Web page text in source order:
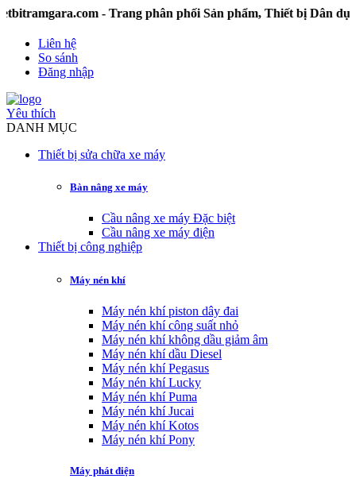
- Trang phân phối Sản phẩm, Thiết bị Dân dụng
Liên hệ
So sánh
Đăng nhập
Yêu thích
DANH MỤC
Thiết bị sửa chữa xe máy
Bàn nâng xe máy
Cầu nâng xe máy Đặc biệt
Cầu nâng xe máy điện
Thiết bị công nghiệp
Máy nén khí
Máy nén khí piston dây đai
Máy nén khí công suất nhỏ
Máy nén khí không dầu giảm âm
Máy nén khí dầu Diesel
Máy nén khí Pegasus
Máy nén khí Lucky
Máy nén khí Puma
Máy nén khí Jucai
Máy nén khí Kotos
Máy nén khí Pony
Máy phát điện